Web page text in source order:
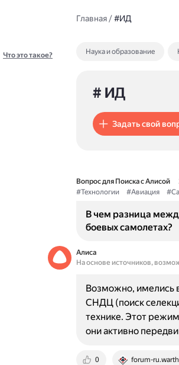
Что это такое?
Главная/#ИД
Наука и образование
# ИД
Задать свой
Вопрос для Поиска с Алисой
#Технологии
#Авиация
В чем разница
боевых самолетах?
Алиса
На основе источников,
0 forum-
Возможно, имелись
СНДЦ (поиск
технике. Этот
они активно